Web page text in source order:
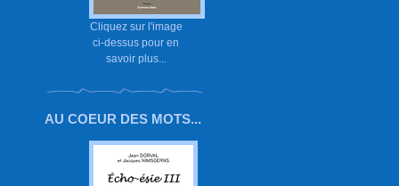
Cliquez sur l'image
ci-dessus pour en
savoir plus...
AU COEUR DES MOTS...